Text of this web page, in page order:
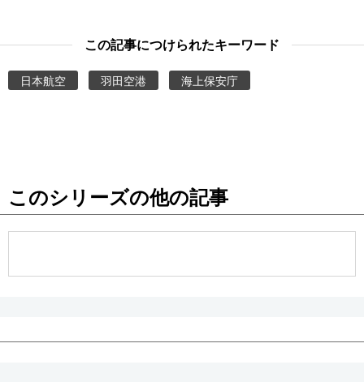
この記事につけられたキーワード
日本航空 羽田空港 海上保安庁
このシリーズの他の記事